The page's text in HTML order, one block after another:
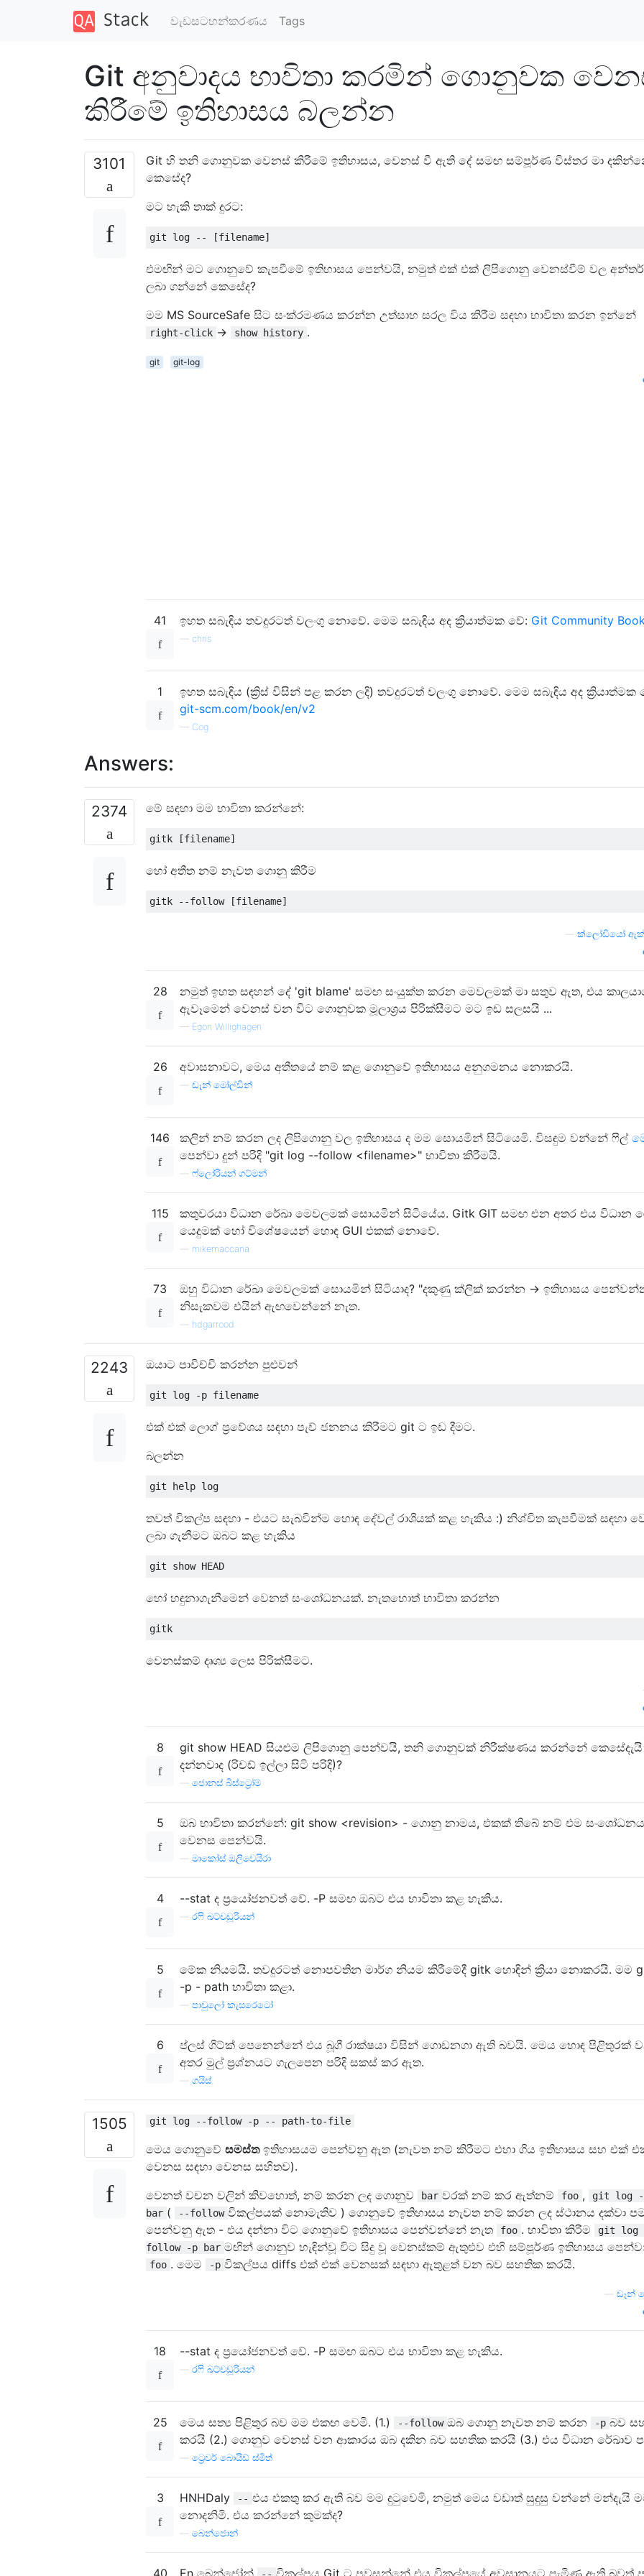
වැඩසටහන්කරණය Tags
Git අනුවාදය භාවිතා කරමින් ගොනුවක
කිරීමේ ඉතිහාසය බලන්න
3101
Git හි තනි ගොනුවක වෙනස් කිරීමේ ඉතිහාසය, වෙනස් වී ඇති දේ සමඟ සම්පූර්ණ විස්තර මා
කෙසේද?
මට හැකි තාක් දුරට:
එමඟින් මට ගොනුවේ කැපවීමේ ඉතිහාසය පෙන්වයි, නමුත් එක් එක් ලිපිගොනු වෙනස්වීම් වල
ලබා ගන්නේ කෙසේද?
මම MS SourceSafe සිට සංක්රමණය කරන්න උත්සාහ සරල විය කිරීම සඳහා භාවිතා කරන ඉන්නේ
right-click → show history .
git git-log
41 ඉහත සබැඳිය තවදුරටත් වලංගු නොවේ. මෙම සබැඳිය අද ක්‍රියාත්මක වේ: Git Community Book
chris
1
ඉහත සබැඳිය (ක්‍රිස් විසින් පළ කරන ලදි) තවදුරටත් වලංගු නොවේ. මෙම සබැඳිය අද ක්‍රියාත්මක
git-scm.com/book/en/v2
— Cog
Answers:
2374 මේ සඳහා මම භාවිතා කරන්නේ:
හෝ අතීත නම් නැවත ගොනු කිරීම
ක්ලෝඩියෝ
28
නමුත් ඉහත සඳහන් දේ 'git blame' සමඟ සංයුක්ත කරන මෙවලමක් මා සතුව ඇත, එය
ඇවෑමෙන් වෙනස් වන විට ගොනුවක මූලාශ්‍රය පිරික්සීමට මට ඉඩ සලසයි ...
— Egon Willighagen
26 අවාසනාවට, මෙය අතීතයේ නම් කළ ගොනුවේ ඉතිහාසය අනුගමනය නොකරයි.
ඩෑන් මෝල්ඩින්
146 කලින් නම් කරන ලද ලිපිගොනු වල ඉතිහාසය ද මම සොයමින් සිටියෙමි. විසඳුම වන්නේ ෆිල්
පෙන්වා දුන් පරිදි "git log --follow <filename>" භාවිතා කිරීමයි.
ෆ්ලෝරියන් ගට්මන්
115
කතුවරයා විධාන රේඛා මෙවලමක් සොයමින් සිටියේය. Gitk GIT සමඟ එන අතර එය විධාන
යෙදුමක් හෝ විශේෂයෙන් හොඳ GUI එකක් නොවේ.
mikemaccana
73
ඔහු විධාන රේඛා මෙවලමක් සොයමින් සිටියාද? "දකුණු ක්ලික් කරන්න -> ඉතිහාසය
නිසැකවම එයින් ඇඟවෙන්නේ නැත.
hdgarrood
2243 ඔයාට පාවිච්චි කරන්න පුළුවන්
එක් එක් ලොග් ප්‍රවේශය සඳහා පැච් ජනනය කිරීමට git ට ඉඩ දීමට.
බලන්න
තවත් විකල්ප සඳහා - එයට සැබවින්ම හොඳ දේවල් රාශියක් කළ හැකිය :) නිශ්චිත කැපවීමක් සඳහා
ලබා ගැනීමට ඔබට කළ හැකිය
හෝ හඳුනාගැනීමෙන් වෙනත් සංශෝධනයක්. නැතහොත් භාවිතා කරන්න
වෙනස්කම් දෘශ්‍ය ලෙස පිරික්සීමට.
8
git show HEAD සියළුම ලිපිගොනු පෙන්වයි, තනි ගොනුවක් නිරීක්ෂණය කරන්නේ
දන්නවාද (රිචඩ් ඉල්ලා සිටි පරිදි)?
ජොනස් බිස්ට්‍රෝම්
5
ඔබ භාවිතා කරන්නේ: git show <revision> - ගොනු නාමය, එකක් තිබේ නම් එම සංශෝධනය
වෙනස පෙන්වයි.
මාකෝස් ඔලිවෙයිරා
4 --stat ද ප්‍රයෝජනවත් වේ. -P සමඟ ඔබට එය භාවිතා කළ හැකිය.
රෆි ඛට්චඩූරියන්
5
මේක නියමයි. තවදුරටත් නොපවතින මාර්ග නියම කිරීමේදී gitk හොඳින් ක්‍රියා නොකරයි. මම
-p - path භාවිතා කළා.
පාවුලෝ කැසරෙටෝ
6
ප්ලස් ගිට්ක් පෙනෙන්නේ එය බූගී රාක්ෂයා විසින් ගොඩනගා ඇති බවයි. මෙය හොඳ පිළිතුරක්
අතර මුල් ප්‍රශ්නයට ගැලපෙන පරිදි සකස් කර ඇත.
ගයිස්
1505 git log --follow -p -- path-to-file
මෙය ගොනුවේ සමස්තඉතිහාසයම පෙන්වනු ඇත (නැවත නම් කිරීමට එහා ගිය ඉතිහාසය සහ එක්
වෙනස සඳහා වෙනස සහිතව).
වෙනත් වචන වලින් කිවහොත්, නම් කරන ලද ගොනුව
bar වරක් නම් කර ඇත්නම් foo ,
git log -
bar ( --follow විකල්පයක් නොමැතිව ) ගොනුවේ ඉතිහාසය නැවත නම් කරන ලද ස්ථානය දක්වා
පෙන්වනු ඇත - එය දන්නා විට ගොනුවේ ඉතිහාසය පෙන්වන්නේ නැත
foo . භාවිතා කිරීම
git log
follow -p bar මඟින් ගොනුව හැඳින්වූ විට සිදු වූ වෙනස්කම් ඇතුළුව එහි සම්පූර්ණ ඉතිහාසය
foo . මෙම -p විකල්පය diffs එක් එක් වෙනසක් සඳහා ඇතුළත් වන බව සහතික කරයි.
ඩෑන්
18 --stat ද ප්‍රයෝජනවත් වේ. -P සමඟ ඔබට එය භාවිතා කළ හැකිය.
රෆි ඛට්චඩූරියන්
25 මෙය සත්‍ය පිළිතුර බව මම එකඟ වෙමි. (1.) --follow ඔබ ගොනු නැවත නම් කරන -p බව
කරයි (2.) ගොනුව වෙනස් වන ආකාරය ඔබ දකින බව සහතික කරයි (3.) එය විධාන රේඛාව
ට්‍රෙවර් බොයිඩ් ස්මිත්
3 HNHDaly -- එය එකතු කර ඇති බව මම දුටුවෙමි, නමුත් මෙය වඩාත් සුදුසු වන්නේ මන්දැයි
නොදනිමි. එය කරන්නේ කුමක්ද?
බෙන්ජොන්
40 En බෙන්ජෝන් -- විකල්පය Git ට පවසන්නේ එය විකල්පයේ අවසානයට පැමිණ ඇති බවත්